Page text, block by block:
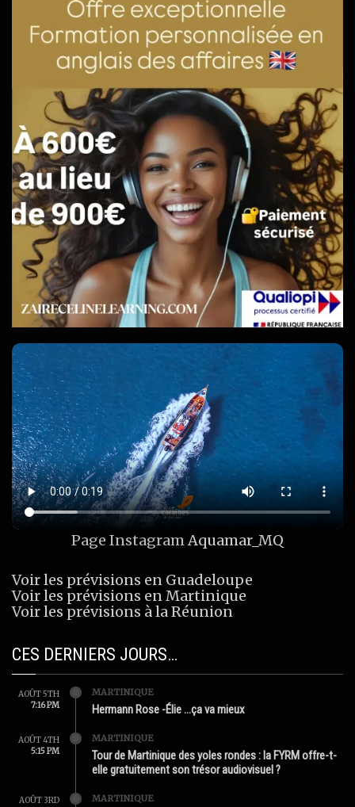
Page InstagramAquamar_MQ
Voir les prévisions en Guadeloupe
Voir les prévisions en Martinique
Voir les prévisions à la Réunion
CES DERNIERS JOURS…
AOÛT 5TH
7:16 PM
MARTINIQUE
Hermann Rose -Élie …ça va mieux
AOÛT 4TH
5:15 PM
MARTINIQUE
Tour de Martinique des yoles rondes : la FYRM offre-t-
elle gratuitement son trésor audiovisuel ?
AOÛT 3RD
MARTINIQUE